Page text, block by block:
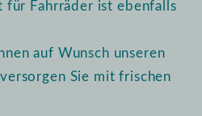
Fahrräder ist ebenfalls
auf Wunsch unseren
Sie mit frischen